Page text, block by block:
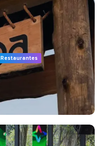
Restaurantes